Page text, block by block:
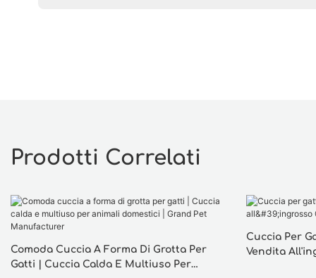
Prodotti Correlati
Comoda Cuccia A Forma Di Grotta Per
Gatti | Cuccia Calda E Multiuso Per
Cuccia Per
Vendita